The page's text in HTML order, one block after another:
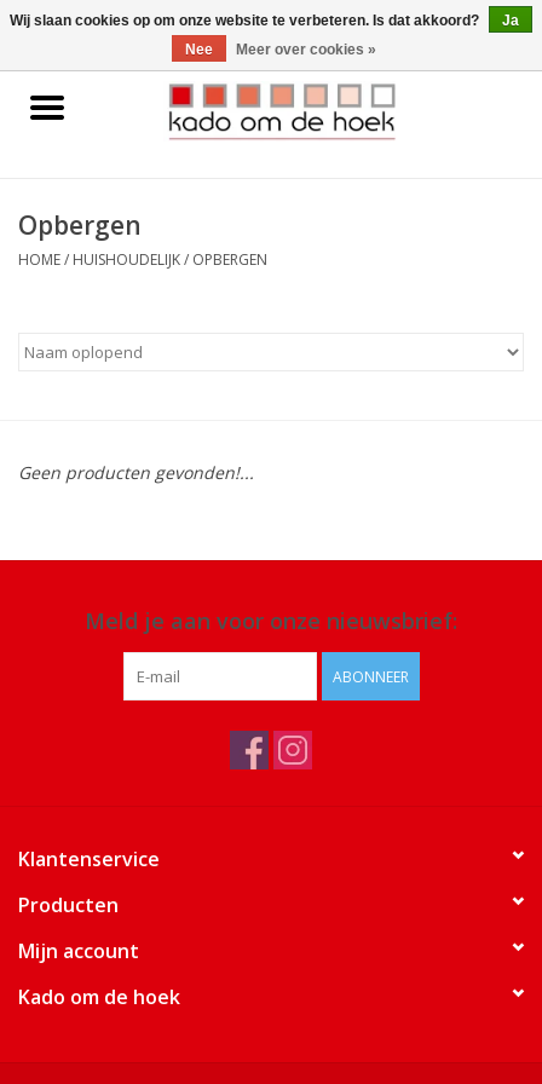
0 Artikelen - €0,00
Home
Gadgets
Opbergen
HOME/ HUISHOUDELIJK/ OPBERGEN
Geen producten gevonden!...
Meld je aan voor onze nieuwsbrief:
ABONNEER
Klantenservice
Producten
Mijn account
Kado om de hoek
Wij slaan cookies op om onze website te verbeteren. Is dat akkoord?
Ja
Nee
Meer over cookies »